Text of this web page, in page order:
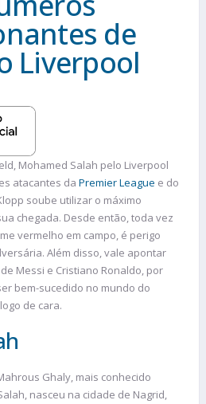
de
Liverpool
Mohamed Salah pelo Liverpool
atacantes da Premier League e do
soube utilizar o máximo
chegada. Desde então, toda vez
vermelho em campo, é perigo
Além disso, vale apontar
Messi e Cristiano Ronaldo, por
bem-sucedido no mundo do
de cara.
Ghaly, mais conhecido
nasceu na cidade de Nagrid,